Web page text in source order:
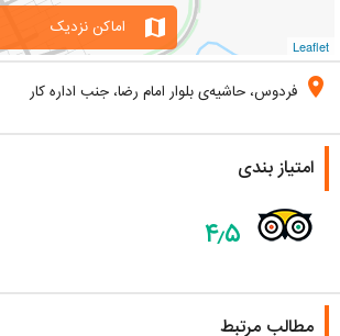
Leaflet
map اماکن نزدیک
location_on فردوس، حاشیه‌‌‌‌‌‌‌‌‌‌ی بلوار امام رضا، جنب اداره کار
امتیاز بندی
۴٫۵
مطالب مرتبط